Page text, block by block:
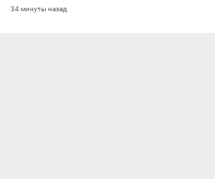
34 минуты назад